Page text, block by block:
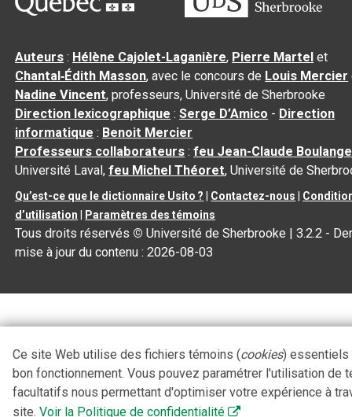
Auteurs : Hélène Cajolet-Laganière, Pierre Martel et
Chantal‑Édith Masson, avec le concours de Louis Mercier
Nadine Vincent, professeurs, Université de Sherbrooke
Direction lexicographique :Serge D’Amico - Direction
informatique : Benoit Mercier
Professeurs collaborateurs :feu Jean-Claude
Université Laval,feu Michel Théoret, Université de
Qu’est-ce que le dictionnaire Usito ? Contactez-nous
d’utilisation
Paramètres des témoins
Tous droits réservés © Université de Sherbrooke |3.2.2 -
mise à jour du contenu :2026-08-03
Ce site Web utilise des fichiers témoins (cookies) essentiels
bon fonctionnement. Vous pouvez paramétrer l'utilisation de
facultatifs nous permettant d'optimiser votre expérience à
site. Voir la Politique de confidentialité